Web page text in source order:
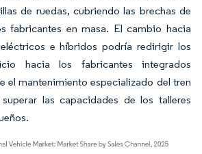
de ruedas, cubriendo las brechas de
fabricantes en masa. El cambio hacia
e híbridos podría redirigir los
hacia los fabricantes integrados
el mantenimiento especializado del tren
las capacidades de los talleres